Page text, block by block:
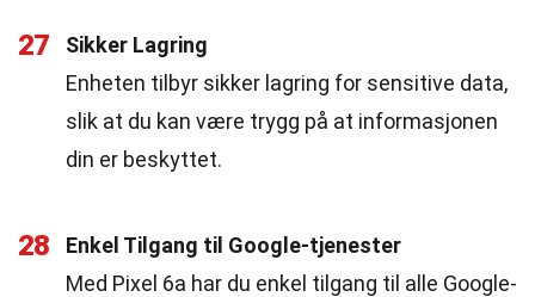
27
Sikker Lagring
Enheten tilbyr sikker lagring for sensitive data,
slik at du kan være trygg på at informasjonen
din er beskyttet.
28
Enkel Tilgang til Google-tjenester
Med Pixel 6a har du enkel tilgang til alle Google-